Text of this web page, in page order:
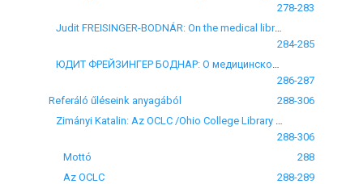
278-283
Judit FREISINGER-BODNÁR: On the medical library of the Hospital-Polyclinic of County Hajdu-Bihar
284-285
286-287
Referáló űléseink anyagából
288-306
288-306
Mottó
288
Az OCLC
288-289